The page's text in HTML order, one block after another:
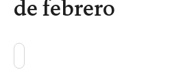
de febrero